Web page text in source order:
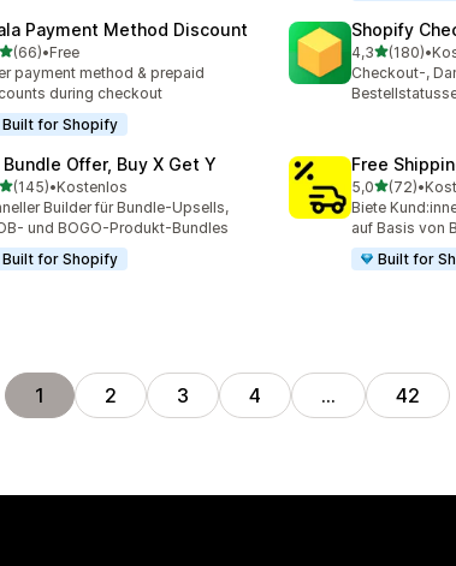
Payment Method Discount
von 5 Sternen
(66) insgesamt
•Free
payment method & prepaid
during checkout
Built for Shopify
Shopify
4,3von 5
(180)
180 •
Checkout-,
Bundle Offer, Buy X Get Y
von 5 Sternen
(145)
Rezensionen insgesamt
•Kostenlos
Builder für Bundle-Upsells,
und BOGO-Produkt-Bundles
Built for Shopify
Free
5,0von 5
(72)
72 •
Biete
auf Basis von
Built for
1 2 3 4 … 42